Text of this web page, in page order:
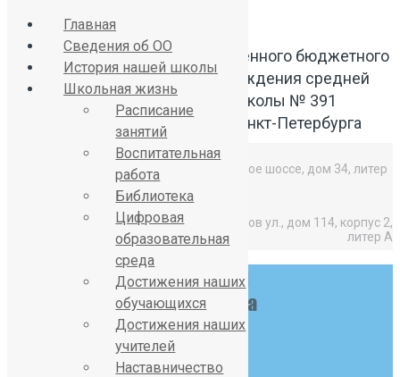
Официальный сайт Государственного бюджетного
общеобразовательного учреждения средней
общеобразовательной школы № 391
Красносельского района Санкт-Петербурга
Средняя школа: Горелово, Красносельское шоссе, дом 34, литер
Начальная школа: Горелово, Коммунаров ул., дом 114, корпус 2,
литер А
Главная
Сведения об ОО
История нашей школы
Школьная жизнь
Расписание
занятий
Воспитательная
работа
Библиотека
Цифровая
образовательная
среда
Достижения наших
обучающихся
Достижения наших
учителей
Наставничество